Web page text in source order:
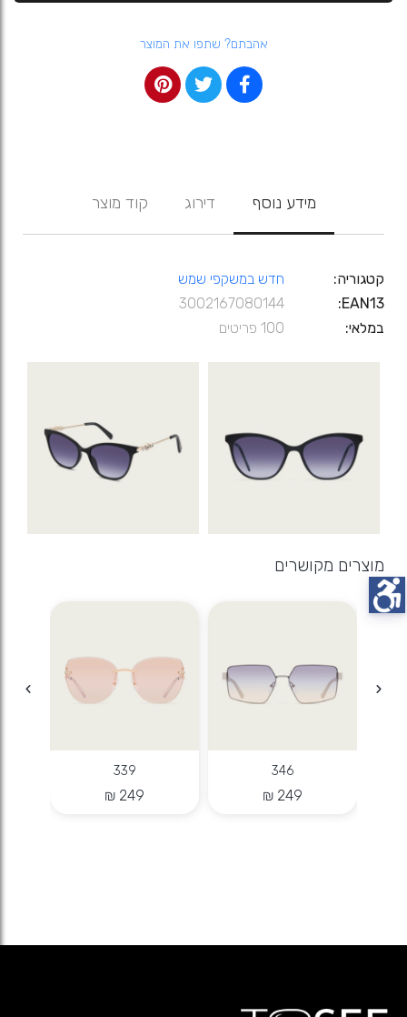
אהבתם? שתפו את המוצר
מידע נוסף דירוג קוד מוצר
קטגוריה
חדש במשקפי שמש
EAN13
3002167080144
במלאי
100 פריטים
מוצרים מקושרים
346
339